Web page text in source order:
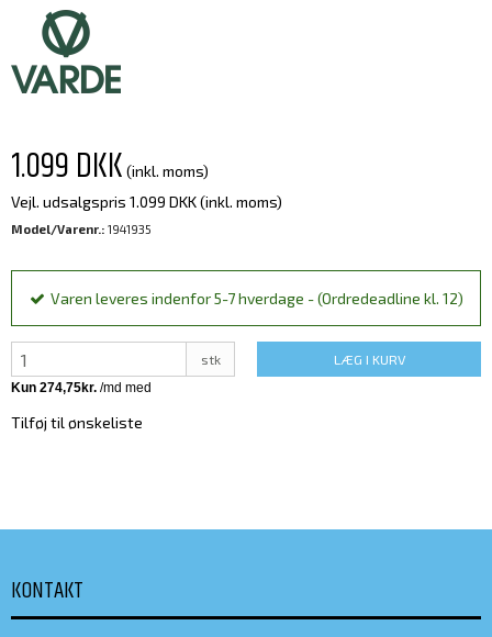
1.099 DKK (inkl. moms)
Vejl. udsalgspris 1.099 DKK(inkl. moms)
Model/Varenr.: 1941935
Varen leveres indenfor 5-7 hverdage - (Ordredeadline kl. 12)
stk LÆG I KURV
Tilføj til ønskeliste
KONTAKT